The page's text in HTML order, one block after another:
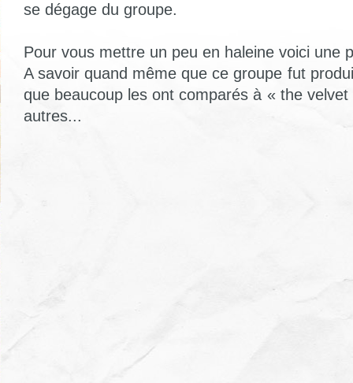
se dégage du groupe.
Pour vous mettre un peu en haleine voici une
A savoir quand même que ce groupe fut
que beaucoup les ont comparés à « the
autres...